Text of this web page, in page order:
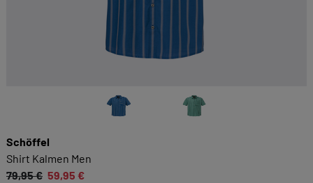
Schöffel
Shirt Kalmen Men
79,95 € 59,95 €